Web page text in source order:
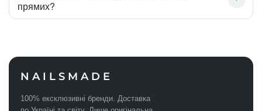
прямих?
NAILSMADE
100% ексклюзивні бренди. Доставка